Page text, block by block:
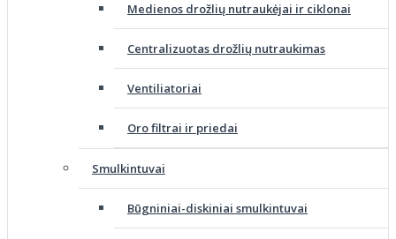
Medienos drožlių nutraukėjai ir ciklonai
Centralizuotas drožlių nutraukimas
Ventiliatoriai
Oro filtrai ir priedai
Smulkintuvai
Būgniniai-diskiniai smulkintuvai